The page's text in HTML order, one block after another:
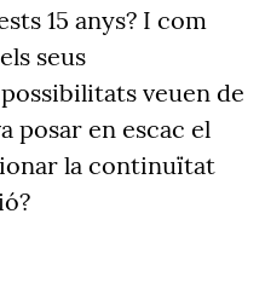
15 anys? I com
seus
veuen de
posar en escac el
la continuïtat